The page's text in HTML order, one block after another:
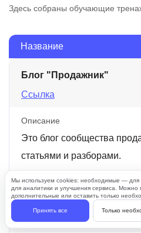
Здесь собраны обучающие
Название
Блог "Продажник"
Ссылка
Описание
Это блог сообщества
статьями и разборами.
Блог "Продашь"
Мы используем cookies: необходимые —
для аналитики и улучшения сервиса. Можно
дополнительные или оставить только
Принять все Только